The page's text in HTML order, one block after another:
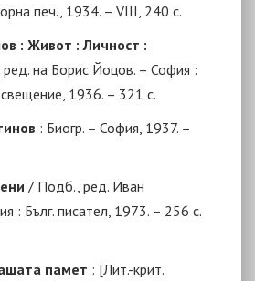
печ., 1934. – VIII, 240 с.
: Живот : Личност :
на Борис Йоцов. – София :
1936. – 321 с.
: Биогр. – София, 1937. –
/ Подб., ред. Иван
: Бълг. писател, 1973. – 256 с.
памет : [Лит.-крит.